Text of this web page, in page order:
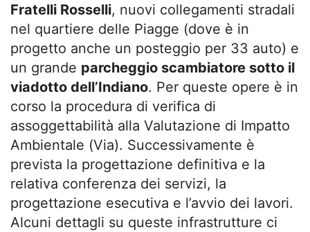
Fratelli Rosselli, nuovi collegamenti stradali
nel quartiere delle Piagge (dove è in
progetto anche un posteggio per 33 auto) e
un grande parcheggio scambiatore sotto il
viadotto dell’Indiano. Per queste opere è in
corso la procedura di verifica di
assoggettabilità alla Valutazione di Impatto
Ambientale (Via). Successivamente è
prevista la progettazione definitiva e la
relativa conferenza dei servizi, la
progettazione esecutiva e l’avvio dei lavori.
Alcuni dettagli su queste infrastrutture ci